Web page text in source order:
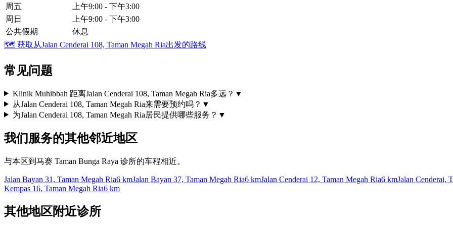
周五
上午9:00 - 下午3:00
周日
上午9:00 - 下午3:00
公共假期
休息
🗺️ 获取从Jalan Cenderai 108, Taman Megah Ria出发的路线
常见问题
Klinik Muhibbah 距离Jalan Cenderai 108, Taman Megah Ria多远？ ▼
从Jalan Cenderai 108, Taman Megah Ria来需要预约吗？ ▼
为Jalan Cenderai 108, Taman Megah Ria居民提供哪些服务？ ▼
我们服务的其他邻近地区
与本区到马赛 Taman Bunga Raya 诊所的车程相近。
Jalan Bayan 31, Taman Megah Ria6 kmJalan Bayan 37, Taman Megah Ria6 kmJalan Cenderai 12, Taman Megah Ria6 kmJalan Cenderai,
Kempas 16, Taman Megah Ria6 km
其他地区附近诊所